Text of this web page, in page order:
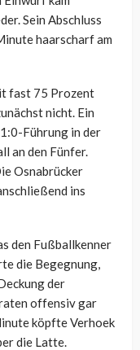
Sein Abschluss
haarscharf am
fast 75 Prozent
nicht. Ein
Führung in der
an den Fünfer.
Osnabrücker
ins
den Fußballkenner
die Begegnung,
der
offensiv gar
köpfte Verhoek
die Latte.